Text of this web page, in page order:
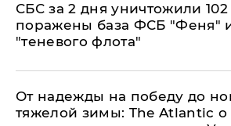
СБС за 2 дня уничтожили
поражены база ФСБ "Феня"
"теневого флота"
От надежды на победу до
тяжелой зимы: The Atlantic о